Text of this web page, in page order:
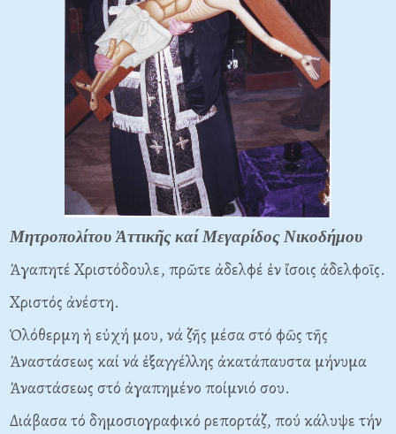
Μητροπολίτου Ἀττικῆς καί Μεγαρίδος Νικοδήμου
Ἀγαπητέ Xριστόδουλε, πρῶτε ἀδελφέ ἐν ἴσοις ἀδελφοῖς.
Xριστός ἀνέστη.
Ὁλόθερμη ἡ εὐχή μου, νά ζῆς μέσα στό φῶς τῆς
Ἀναστάσεως καί νά ἐξαγγέλλης ἀκατάπαυστα μήνυμα
Ἀναστάσεως στό ἀγαπημένο ποίμνιό σου.
Διάβασα τό δημοσιογραφικό ρεπορτάζ, πού κάλυψε τήν